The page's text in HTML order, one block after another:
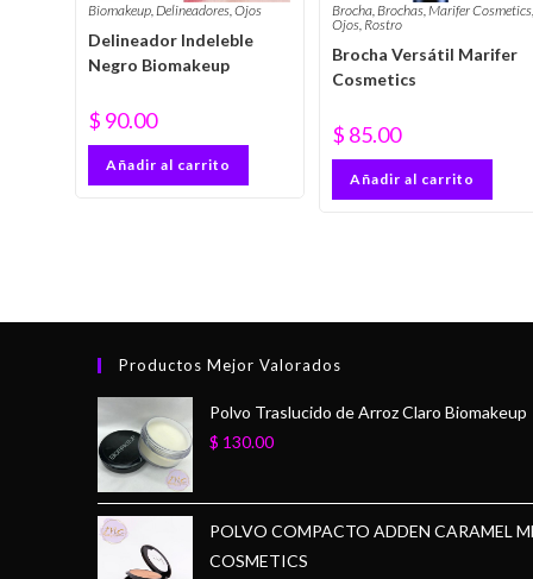
Biomakeup,Delineadores,Ojos
Delineador Indeleble
Negro Biomakeup
$ 90.00
Añadir al carrito
Brocha,Brochas,Marifer Cosmetics,
Ojos, Rostro
Brocha Versátil Marifer
Cosmetics
$ 85.00
Añadir al carrito
Productos Mejor Valorados
Polvo Traslucido de Arroz Claro Biomakeup
$ 130.00
POLVO COMPACTO ADDEN CARAMEL
COSMETICS